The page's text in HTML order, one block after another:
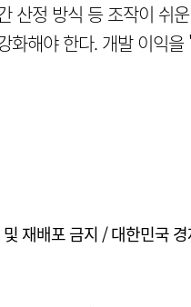
산정 방식 등 조작이 쉬
화해야 한다. 개발 이익
재배포 금지 / 대한민국